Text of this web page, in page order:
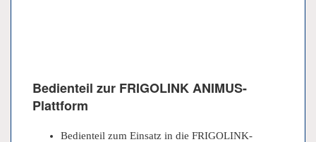
Bedienteil zur FRIGOLINK ANIMUS-
Plattform
Bedienteil zum Einsatz in die FRIGOLINK-